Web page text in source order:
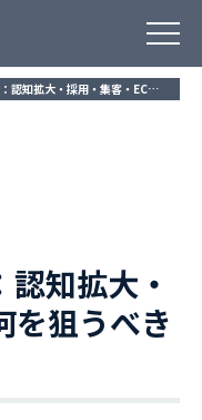
・採用・集客・EC、何を狙うべきか
知拡大・
を狙うべき